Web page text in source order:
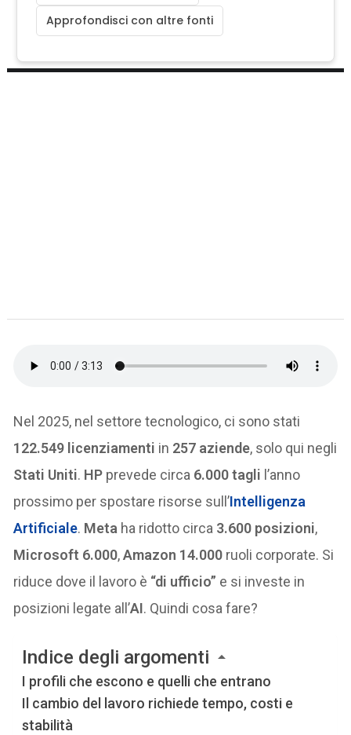
Approfondisci con altre fonti
Nel 2025, nel settore tecnologico, ci sono stati
122.549 licenziamenti in 257 aziende, solo qui negli
Stati Uniti. HP prevede circa 6.000 tagli l’anno
prossimo per spostare risorse sull’Intelligenza
Artificiale. Meta ha ridotto circa 3.600 posizioni,
Microsoft 6.000,Amazon 14.000 ruoli corporate. Si
riduce dove il lavoro è “di ufficio” e si investe in
posizioni legate all’AI. Quindi cosa fare?
Indice degli argomenti
I profili che escono e quelli che entrano
Il cambio del lavoro richiede tempo, costi e
stabilità